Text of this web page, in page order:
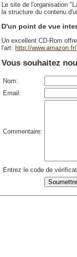
Le site de l'organisation
la structure du contenu
D'un point de vue
Un excellent CD-Rom
l'art: http://
Vous souhaitez
Nom:
Email:
Commentaire:
Entrez le code de